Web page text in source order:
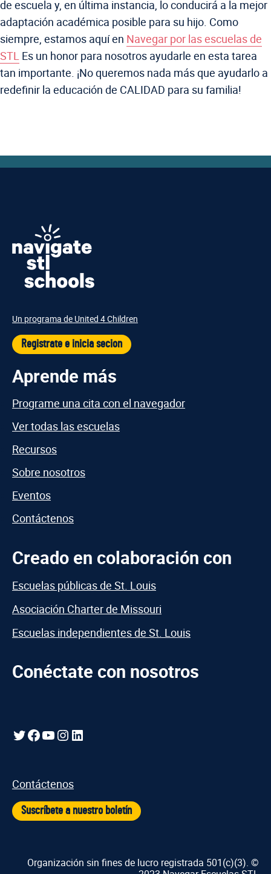
de escuela y, en última instancia, lo conducirá a la mejor
adaptación académica posible para su hijo. Como
siempre, estamos aquí en Navegar por las escuelas de
STL Es un honor para nosotros ayudarle en esta tarea
tan importante. ¡No queremos nada más que ayudarlo a
redefinir la educación de CALIDAD para su familia!
Un programa de United 4 Children
Registrate e inicia secion
Aprende más
Programe una cita con el navegador
Ver todas las escuelas
Recursos
Sobre nosotros
Eventos
Contáctenos
Creado en colaboración con
Escuelas públicas de St. Louis
Asociación Charter de Missouri
Escuelas independientes de St. Louis
Conéctate con nosotros
Gorjeo
Facebook
YouTube
Instagram
LinkedIn
Contáctenos
Suscríbete a nuestro boletín
Organización sin fines de lucro registrada 501(c)(3). ©